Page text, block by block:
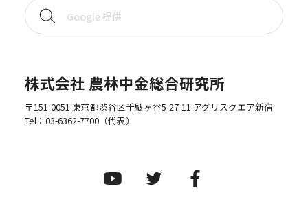
株式会社 農林中金総合研究所
〒151-0051 東京都渋谷区千駄ヶ谷5-27-11 アグリスクエア新宿
Tel： 03-6362-7700（代表）